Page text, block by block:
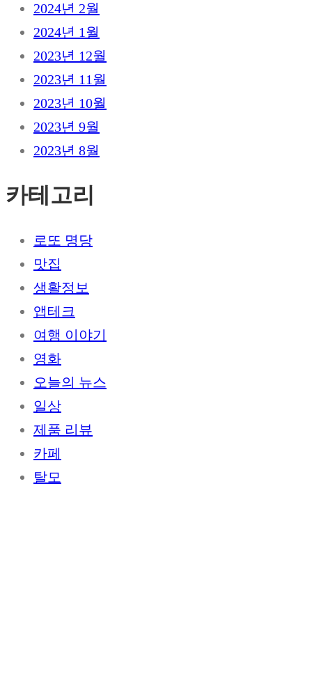
2024년 2월
2024년 1월
2023년 12월
2023년 11월
2023년 10월
2023년 9월
2023년 8월
카테고리
로또 명당
맛집
생활정보
앱테크
여행 이야기
영화
오늘의 뉴스
일상
제품 리뷰
카페
탈모